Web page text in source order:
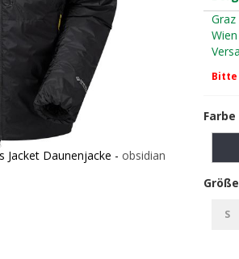
Daunenjacke - obsidian
Graz
Wien
Bitte
Farbe
Größe
S